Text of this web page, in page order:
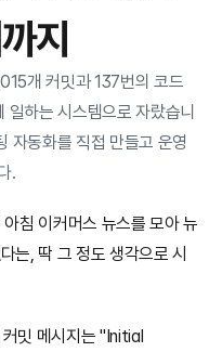
지
개 커밋과 137번의 코드
하는 시스템으로 자랐습니
자동화를 직접 만들고 운영
.
침 이커머스 뉴스를 모아 뉴
는, 딱 그 정도 생각으로 시
밋 메시지는 "Initial